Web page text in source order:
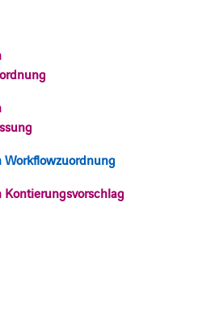
Workflowzuordnung